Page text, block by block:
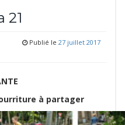
21
Publié le 27 juillet 2017
à partager